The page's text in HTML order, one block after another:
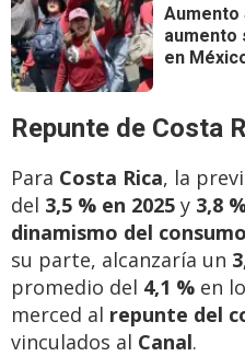
Aumento
aumento
en
Repunte de Costa
Para Costa Rica, la
del 3,5 % en 2025 y 3,8
dinamismo del
su parte, alcanzaría un
promedio del 4,1 % en
merced al repunte del
vinculados al Canal.